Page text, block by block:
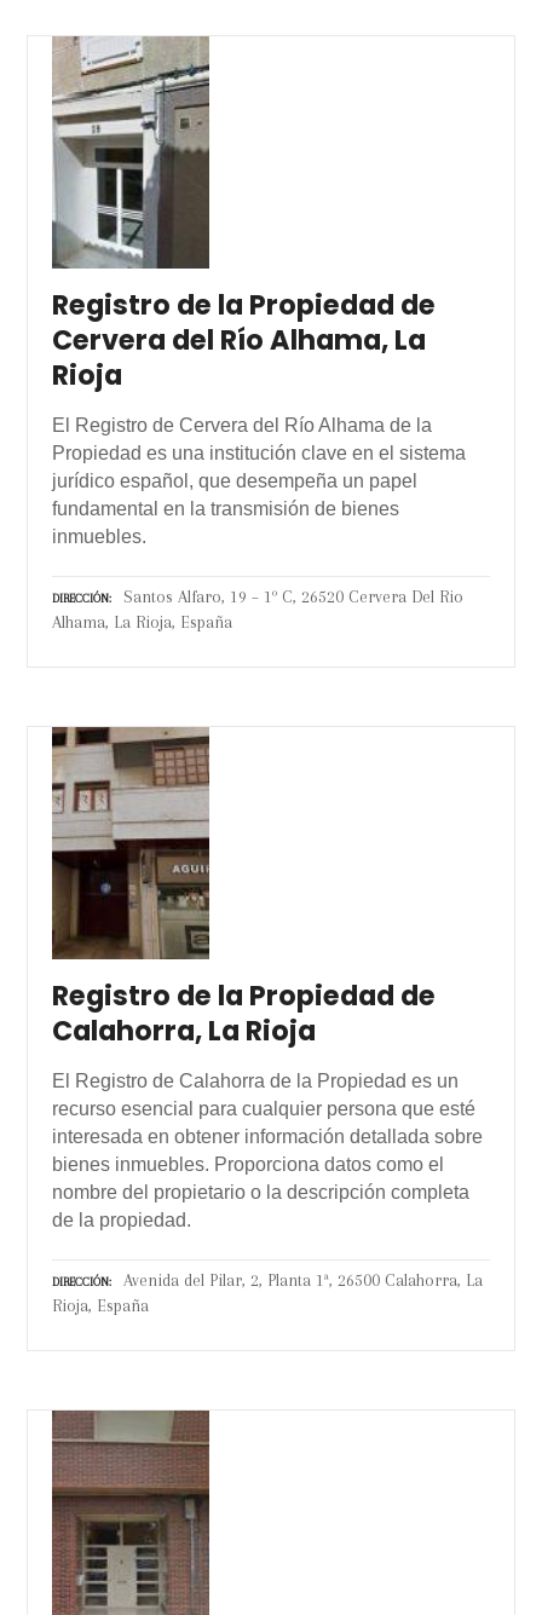
Registro de la Propiedad de
Cervera del Río Alhama, La
Rioja
El Registro de Cervera del Río Alhama de la
Propiedad es una institución clave en el sistema
jurídico español, que desempeña un papel
fundamental en la transmisión de bienes
inmuebles.
DIRECCIÓN
Santos Alfaro, 19 – 1º C, 26520 Cervera Del Rio
Alhama, La Rioja, España
Registro de la Propiedad de
Calahorra, La Rioja
El Registro de Calahorra de la Propiedad es un
recurso esencial para cualquier persona que esté
interesada en obtener información detallada sobre
bienes inmuebles. Proporciona datos como el
nombre del propietario o la descripción completa
de la propiedad.
DIRECCIÓN
Avenida del Pilar, 2, Planta 1ª, 26500 Calahorra, La
Rioja, España